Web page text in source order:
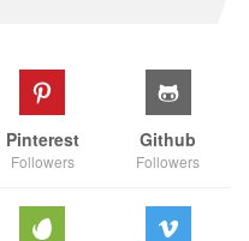
Pinterest
Followers
Github
Followers